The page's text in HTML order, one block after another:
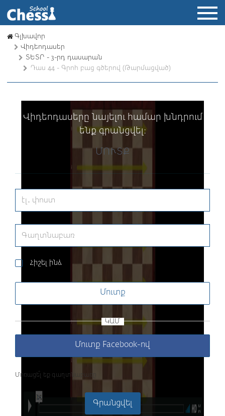
Գլխավոր
Վիդեոդասեր
ՏԵՏՐ - 3-րդ դասարան
Դաս 44 - Գրոհ բաց գծերով (Թարմացված)
Վիդեոդասերը նայելու համար խնդրում
ենք գրանցվել։
ՄՈՒՏՔ
Հիշել ինձ
Մուտք
ԿԱՄ
Մուտք Facebook-ով
Մոռացե՞լ եք գաղտնաբառը
Գրանցվել